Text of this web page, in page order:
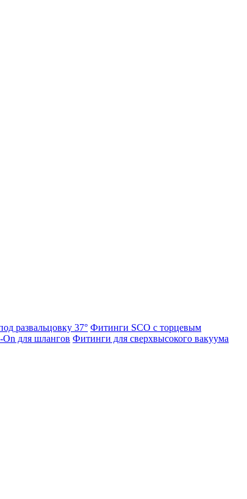
развальцовку 37° Фитинги SCO с торцевым
для шлангов Фитинги для сверхвысокого вакуума